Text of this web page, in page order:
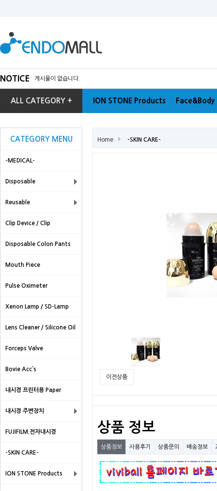
NOTICE 게시물이 없습니다.
ALL CATEGORY + ION STONE Products
CATEGORY MENU
-MEDICAL-
Disposable
Reusable
Clip Device / Clip
Disposable Colon Pants
Mouth Piece
Pulse Oximeter
Xenon Lamp / SD-Lamp
Lens Cleaner / Silicone Oil
Forceps Valve
Bovie Acc`s
내시경 프린터용 Paper
내시경 주변장치
FUJIFILM.전자내시경
-SKIN CARE-
ION STONE Products
Home -SKIN CARE-
이전상품
상품 정보
상품정보 사용후기 상품문의 배송정보